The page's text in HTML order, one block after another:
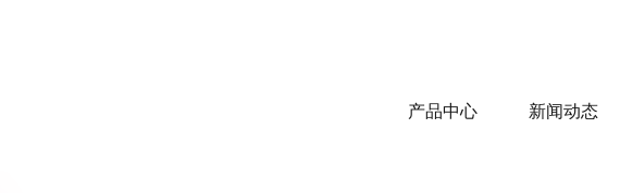
产品中心 新闻动态